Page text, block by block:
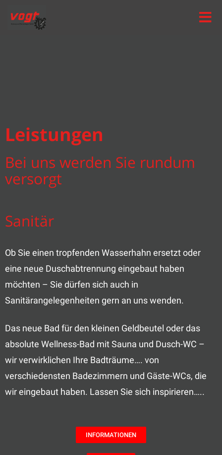
Toggle
Leistungen
Bei uns werden Sie rundum
versorgt
Sanitär
Ob Sie einen tropfenden Wasserhahn ersetzt oder
eine neue Duschabtrennung eingebaut haben
möchten – Sie dürfen sich auch in
Sanitärangelegenheiten gern an uns wenden.
Das neue Bad für den kleinen Geldbeutel oder das
absolute Wellness-Bad mit Sauna und Dusch-WC –
wir verwirklichen Ihre Badträume…. von
verschiedensten Badezimmern und Gäste-WCs, die
wir eingebaut haben. Lassen Sie sich inspirieren…..
INFORMATIONEN